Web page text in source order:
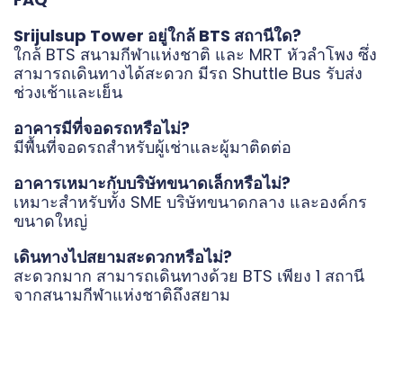
Srijulsup Tower อยู่ใกล้ BTS สถานีใด?
ใกล้ BTS สนามกีฬาแห่งชาติ และ MRT หัวลำโพง ซึ่ง
สามารถเดินทางได้สะดวก มีรถ Shuttle Bus รับส่ง
ช่วงเช้าและเย็น
อาคารมีที่จอดรถหรือไม่?
มีพื้นที่จอดรถสำหรับผู้เช่าและผู้มาติดต่อ
อาคารเหมาะกับบริษัทขนาดเล็กหรือไม่?
เหมาะสำหรับทั้ง SME บริษัทขนาดกลาง และองค์กร
ขนาดใหญ่
เดินทางไปสยามสะดวกหรือไม่?
สะดวกมาก สามารถเดินทางด้วย BTS เพียง 1 สถานี
จากสนามกีฬาแห่งชาติถึงสยาม